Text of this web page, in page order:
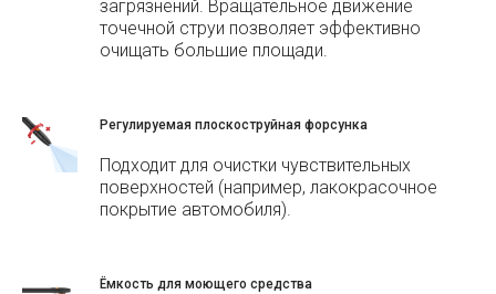
загрязнений. Вращательное движение
точечной струи позволяет эффективно
очищать большие площади.
Регулируемая плоскоструйная форсунка
Подходит для очистки чувствительных
поверхностей (например, лакокрасочное
покрытие автомобиля).
Ёмкость для моющего средства